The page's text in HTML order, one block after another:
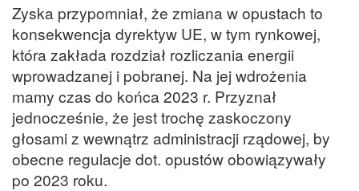
Zyska przypomniał, że zmiana w opustach to
konsekwencja dyrektyw UE, w tym rynkowej,
która zakłada rozdział rozliczania energii
wprowadzanej i pobranej. Na jej wdrożenia
mamy czas do końca 2023 r. Przyznał
jednocześnie, że jest trochę zaskoczony
głosami z wewnątrz administracji rządowej, by
obecne regulacje dot. opustów obowiązywały
po 2023 roku.